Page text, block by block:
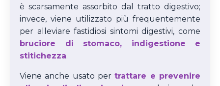
è scarsamente assorbito dal tratto digestivo;
invece, viene utilizzato più frequentemente
per alleviare fastidiosi sintomi digestivi, come
bruciore di stomaco, indigestione e
stitichezza.
Viene anche usato pertrattare e prevenire